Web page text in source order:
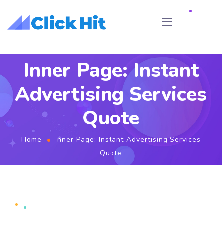
Inner Page: Instant
Advertising Services
Quote
Home
Inner Page: Instant Advertising Services
Quote